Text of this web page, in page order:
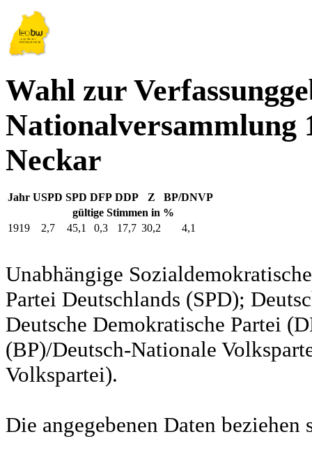
Wahl zur
Nationalversammlung
Neckar
Jahr USPD SPD DFP DDP Z
BP/DNVP
gültige Stimmen in %
1919
2,7 45,1 0,3 17,7 30,2 4,1
Unabhängige
Partei Deutschlands (SPD);
Deutsche Demokratische Partei
(BP)/Deutsch-Nationale
Volkspartei).
Die angegebenen Daten